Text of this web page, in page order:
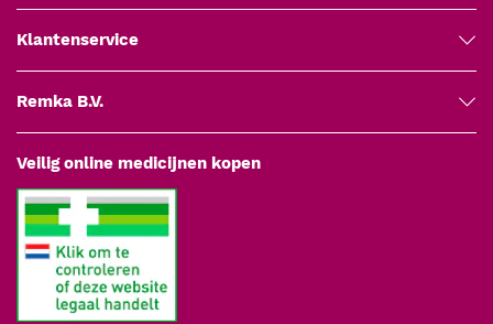
Klantenservice
Remka B.V.
Veilig online medicijnen kopen